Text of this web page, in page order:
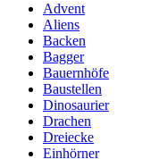
Advent
Aliens
Backen
Bagger
Bauernhöfe
Baustellen
Dinosaurier
Drachen
Dreiecke
Einhörner